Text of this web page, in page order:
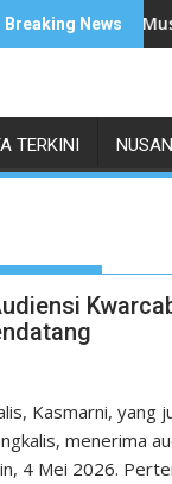
Breaking News
Kebakaran
Musim
TERKINI
Kasmarni,
menerima
4 Mei 2026.